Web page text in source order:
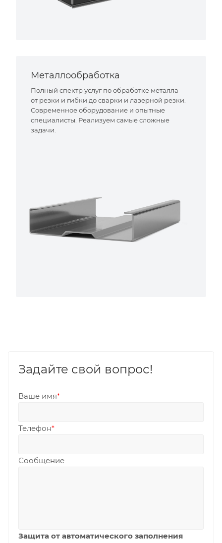
Металлообработка
Полный спектр услуг по обработке металла —
от резки и гибки до сварки и лазерной резки.
Современное оборудование и опытные
специалисты. Реализуем самые сложные
задачи.
Задайте свой вопрос!
Ваше имя*
Телефон*
Сообщение
Защита от автоматического заполнения